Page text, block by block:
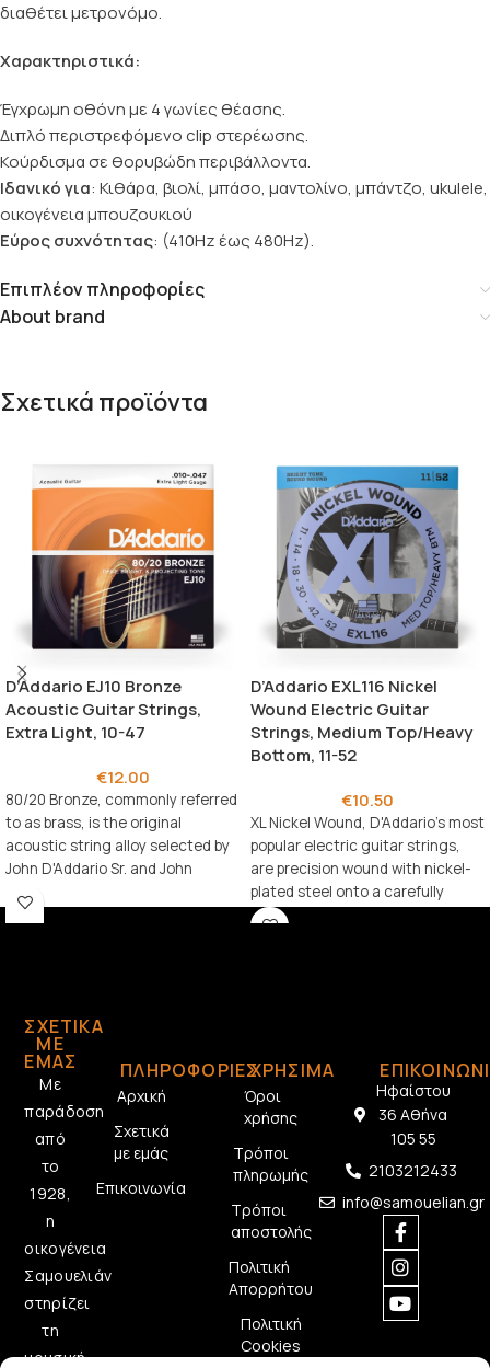
διαθέτει μετρονόμο.
Χαρακτηριστικά:
Έγχρωμη οθόνη με 4 γωνίες θέασης.
Διπλό περιστρεφόμενο clip στερέωσης.
Κούρδισμα σε θορυβώδη περιβάλλοντα.
Ιδανικό για: Κιθάρα, βιολί, μπάσο, μαντολίνο, μπάντζο, ukulele,
οικογένεια μπουζουκιού
Εύρος συχνότητας: (410Hz έως 480Hz).
Επιπλέον πληροφορίες
About brand
Σχετικά προϊόντα
D’Addario EJ10 Bronze
Acoustic Guitar Strings,
Extra Light, 10-47
€12.00
80/20 Bronze, commonly referred
to as brass, is the original
acoustic string alloy selected by
John D'Addario Sr. and John
D'Angelico in the 1930s. 80/20
Bronze strings hold a crisp, deep
D’Addario EXL116 Nickel
Wound Electric Guitar
Strings, Medium Top/Heavy
Bottom, 11-52
€10.50
XL Nickel Wound, D'Addario's most
popular electric guitar strings,
are precision wound with nickel-
plated steel onto a carefully
drawn, hexagonally shaped, high
ΣΧΕΤΙΚΆ
ΜΕ
ΕΜΆΣ
Με
παράδοση
από
το
1928,
η
οικογένεια
Σαμουελιάν
στηρίζει
τη
μουσική
ΠΛΗΡΟΦΟΡΙΕΣ
Αρχική
Σχετικά
με εμάς
Επικοινωνία
ΧΡΗΣΙΜΑ
Όροι
χρήσης
Τρόποι
πληρωμής
Τρόποι
αποστολής
Πολιτική
Απορρήτου
Πολιτική
Cookies
Ηφαίστου
36 Αθήνα
105 55
2103212433
info@samouelian.gr